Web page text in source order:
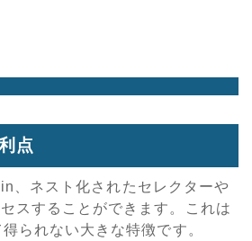
点
、ネスト化されたセレクターや
スすることができます。これは
られない大きな特徴です。